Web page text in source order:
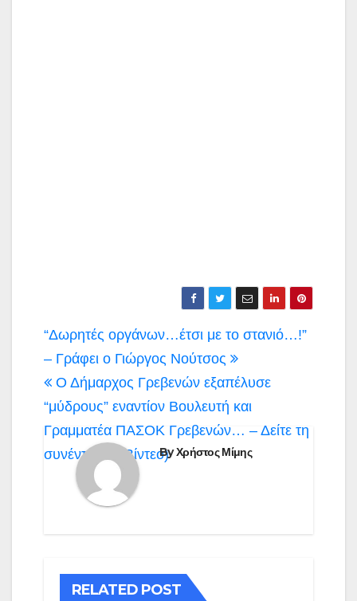
Πλοήγηση
άρθρων
“Δωρητές οργάνων…έτσι με το στανιό…!”
– Γράφει ο Γιώργος Νούτσος
Ο Δήμαρχος Γρεβενών εξαπέλυσε
“μύδρους” εναντίον Βουλευτή και
Γραμματέα ΠΑΣΟΚ Γρεβενών… – Δείτε τη
συνέντευξη (Βίντεο)
ByΧρήστος Μίμης
RELATED POST